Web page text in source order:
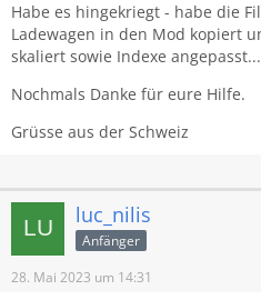
Habe es hingekriegt - habe die
Ladewagen in den Mod kopiert
skaliert sowie Indexe angepasst...
Nochmals Danke für eure Hilfe.
Grüsse aus der Schweiz
luc_nilis
Anfänger
28. Mai 2023 um 14:31